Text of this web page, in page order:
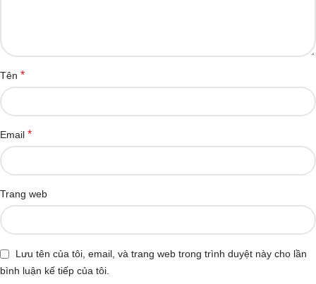
Tên *
Email *
Trang web
Lưu tên của tôi, email, và trang web trong trình duyệt này cho lần
bình luận kế tiếp của tôi.